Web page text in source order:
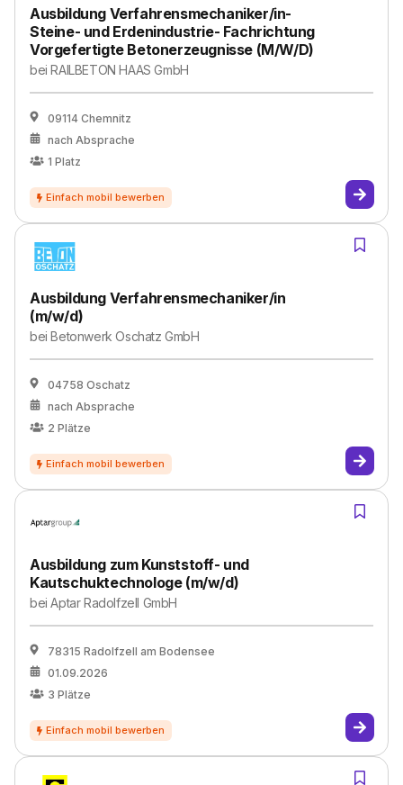
Ausbildung Verfahrensmechaniker/in-
Steine- und Erdenindustrie- Fachrichtung
Vorgefertigte Betonerzeugnisse (M/W/D)
beiRAILBETON HAAS GmbH
09114 Chemnitz
nach Absprache
1 Platz
Ausbildung Verfahrensmechaniker/in
(m/w/d)
beiBetonwerk Oschatz GmbH
04758 Oschatz
nach Absprache
2 Plätze
Ausbildung zum Kunststoff- und
Kautschuktechnologe (m/w/d)
beiAptar Radolfzell GmbH
78315 Radolfzell am Bodensee
01.09.2026
3 Plätze